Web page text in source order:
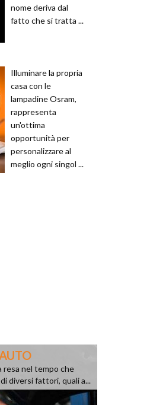
nome deriva dal
fatto che si tratta ...
Illuminare la propria
casa con le
lampadine Osram,
rappresenta
un'ottima
opportunità per
personalizzare al
meglio ogni singol ...
resa nel tempo che
diversi fattori, quali a...